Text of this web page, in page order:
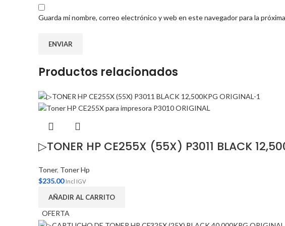
Guarda mi nombre, correo electrónico y web en este navegador para la
Productos relacionados
▷TONER HP CE255X (55X) P3011 BLACK
Toner, Toner Hp
$235.00 Incl IGV
AÑADIR AL CARRITO
OFERTA